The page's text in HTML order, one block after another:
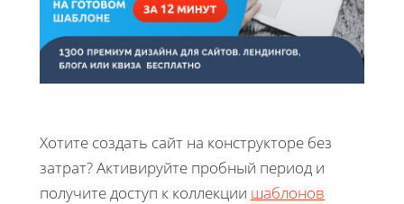
Хотите создать сайт на конструкторе без
затрат? Активируйте пробный период и
получите доступ к коллекции шаблонов